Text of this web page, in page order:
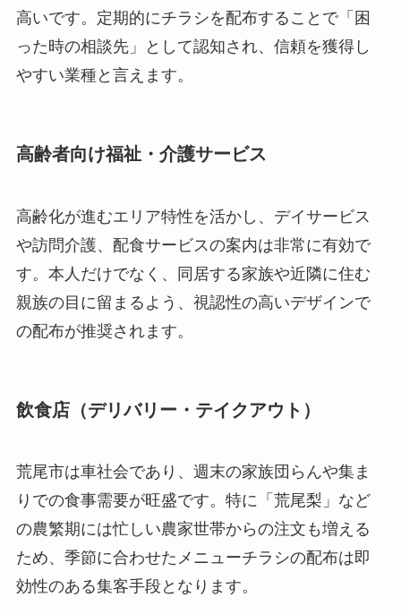
高いです。定期的にチラシを配布することで「困
った時の相談先」として認知され、信頼を獲得し
やすい業種と言えます。
高齢者向け福祉・介護サービス
高齢化が進むエリア特性を活かし、デイサービス
や訪問介護、配食サービスの案内は非常に有効で
す。本人だけでなく、同居する家族や近隣に住む
親族の目に留まるよう、視認性の高いデザインで
の配布が推奨されます。
飲食店（デリバリー・テイクアウト）
荒尾市は車社会であり、週末の家族団らんや集ま
りでの食事需要が旺盛です。特に「荒尾梨」など
の農繁期には忙しい農家世帯からの注文も増える
ため、季節に合わせたメニューチラシの配布は即
効性のある集客手段となります。